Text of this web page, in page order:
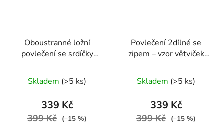
Oboustranné ložní
povlečení se srdíčky
cm / 70 × 90 cm
Skladem (>5 ks)
339 Kč
399 Kč (–15 %)
Povlečení 2dílné se
zipem – vzor větviček
Skladem (>5 ks)
339 Kč
399 Kč (–15 %)